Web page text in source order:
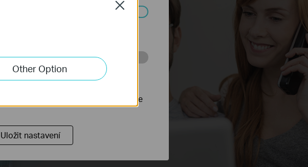
Other Option
Close
a nelze je ve vašich systémech
našich webových stránkách za
webových stránek nastavit, aby se
Uložit nastavení